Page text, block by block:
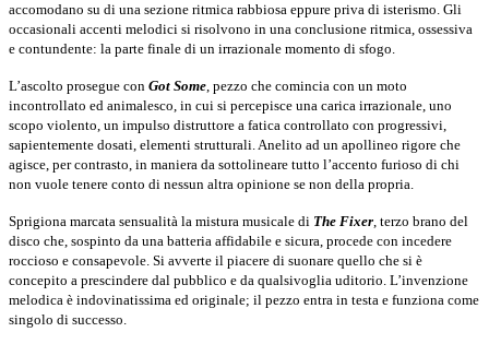
accomodano su di una sezione ritmica rabbiosa eppure priva di isterismo. Gli
occasionali accenti melodici si risolvono in una conclusione ritmica, ossessiva
e contundente: la parte finale di un irrazionale momento di sfogo.
L’ascolto prosegue con Got Some, pezzo che comincia con un moto
incontrollato ed animalesco, in cui si percepisce una carica irrazionale, uno
scopo violento, un impulso distruttore a fatica controllato con progressivi,
sapientemente dosati, elementi strutturali. Anelito ad un apollineo rigore che
agisce, per contrasto, in maniera da sottolineare tutto l’accento furioso di chi
non vuole tenere conto di nessun altra opinione se non della propria.
Sprigiona marcata sensualità la mistura musicale di The Fixer, terzo brano del
disco che, sospinto da una batteria affidabile e sicura, procede con incedere
roccioso e consapevole. Si avverte il piacere di suonare quello che si è
concepito a prescindere dal pubblico e da qualsivoglia uditorio. L’invenzione
melodica è indovinatissima ed originale; il pezzo entra in testa e funziona come
singolo di successo.